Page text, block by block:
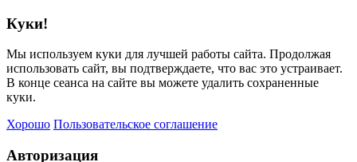
Куки!
Мы используем куки для лучшей работы сайта. Продолжая
использовать сайт, вы подтверждаете, что вас это устраивает.
В конце сеанса на сайте вы можете удалить сохраненные
куки.
Хорошо Пользовательское соглашение
Авторизация